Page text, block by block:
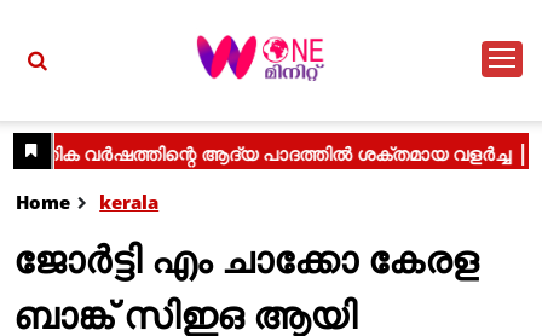
Home kerala
ജോർട്ടി എം ചാക്കോ കേരള
ബാങ്ക് സിഇഒ ആയി